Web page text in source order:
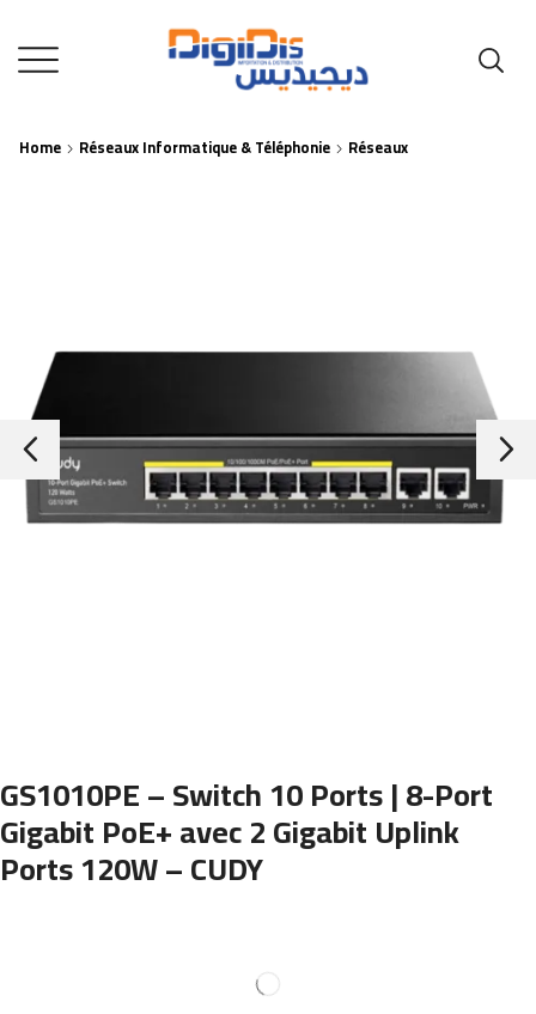
Home Réseaux Informatique & Téléphonie Réseaux
GS1010PE – Switch 10 Ports | 8-Port
Gigabit PoE+ avec 2 Gigabit Uplink
Ports 120W – CUDY